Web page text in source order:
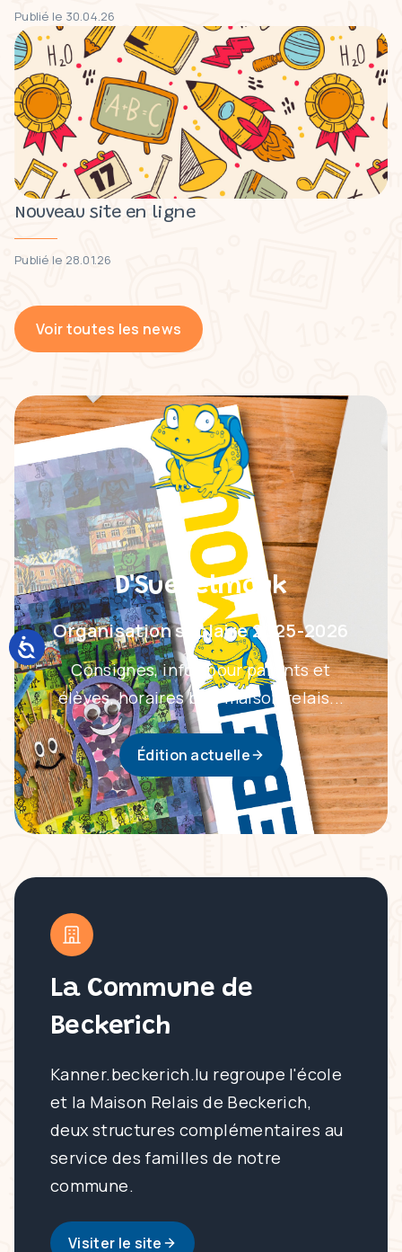
Publié le 30.04.26
Nouveau site en ligne
Publié le 28.01.26
Voir toutes les news
D'Suebelmouk
Organisation scolaire 2025-2026
Consignes, infos pour parents et
élèves, horaires bus, maison relais...
Édition actuelle
La Commune de
Beckerich
Kanner.beckerich.lu regroupe l'école
et la Maison Relais de Beckerich,
deux structures complémentaires au
service des familles de notre
commune.
Visiter le site